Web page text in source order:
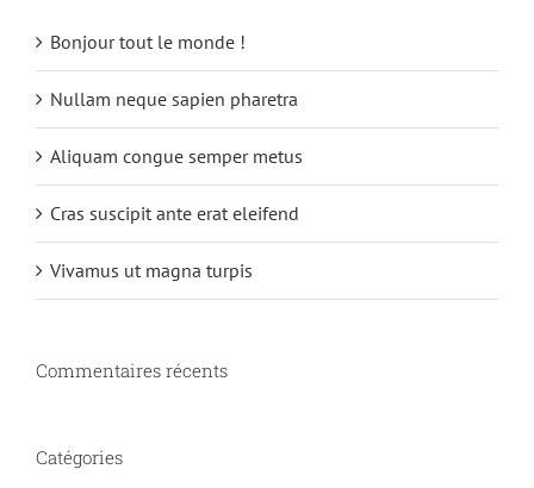
Bonjour tout le monde !
Nullam neque sapien pharetra
Aliquam congue semper metus
Cras suscipit ante erat eleifend
Vivamus ut magna turpis
Commentaires récents
Catégories